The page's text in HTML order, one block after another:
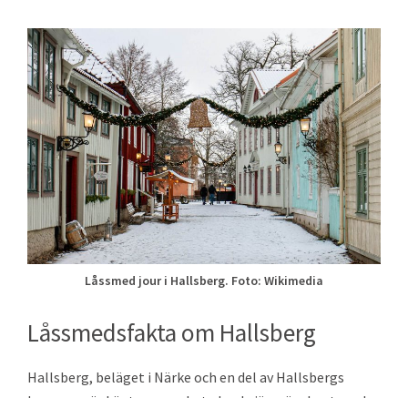
Låssmed jour i Hallsberg. Foto: Wikimedia
Låssmedsfakta om Hallsberg
Hallsberg, beläget i Närke och en del av Hallsbergs